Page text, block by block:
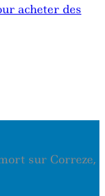
acheter des
sur Correze,